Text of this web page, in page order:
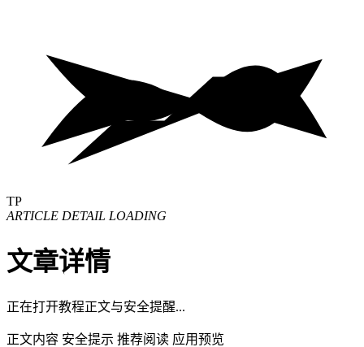
TP
ARTICLE DETAIL LOADING
文章详情
正在打开教程正文与安全提醒...
正文内容 安全提示 推荐阅读 应用预览